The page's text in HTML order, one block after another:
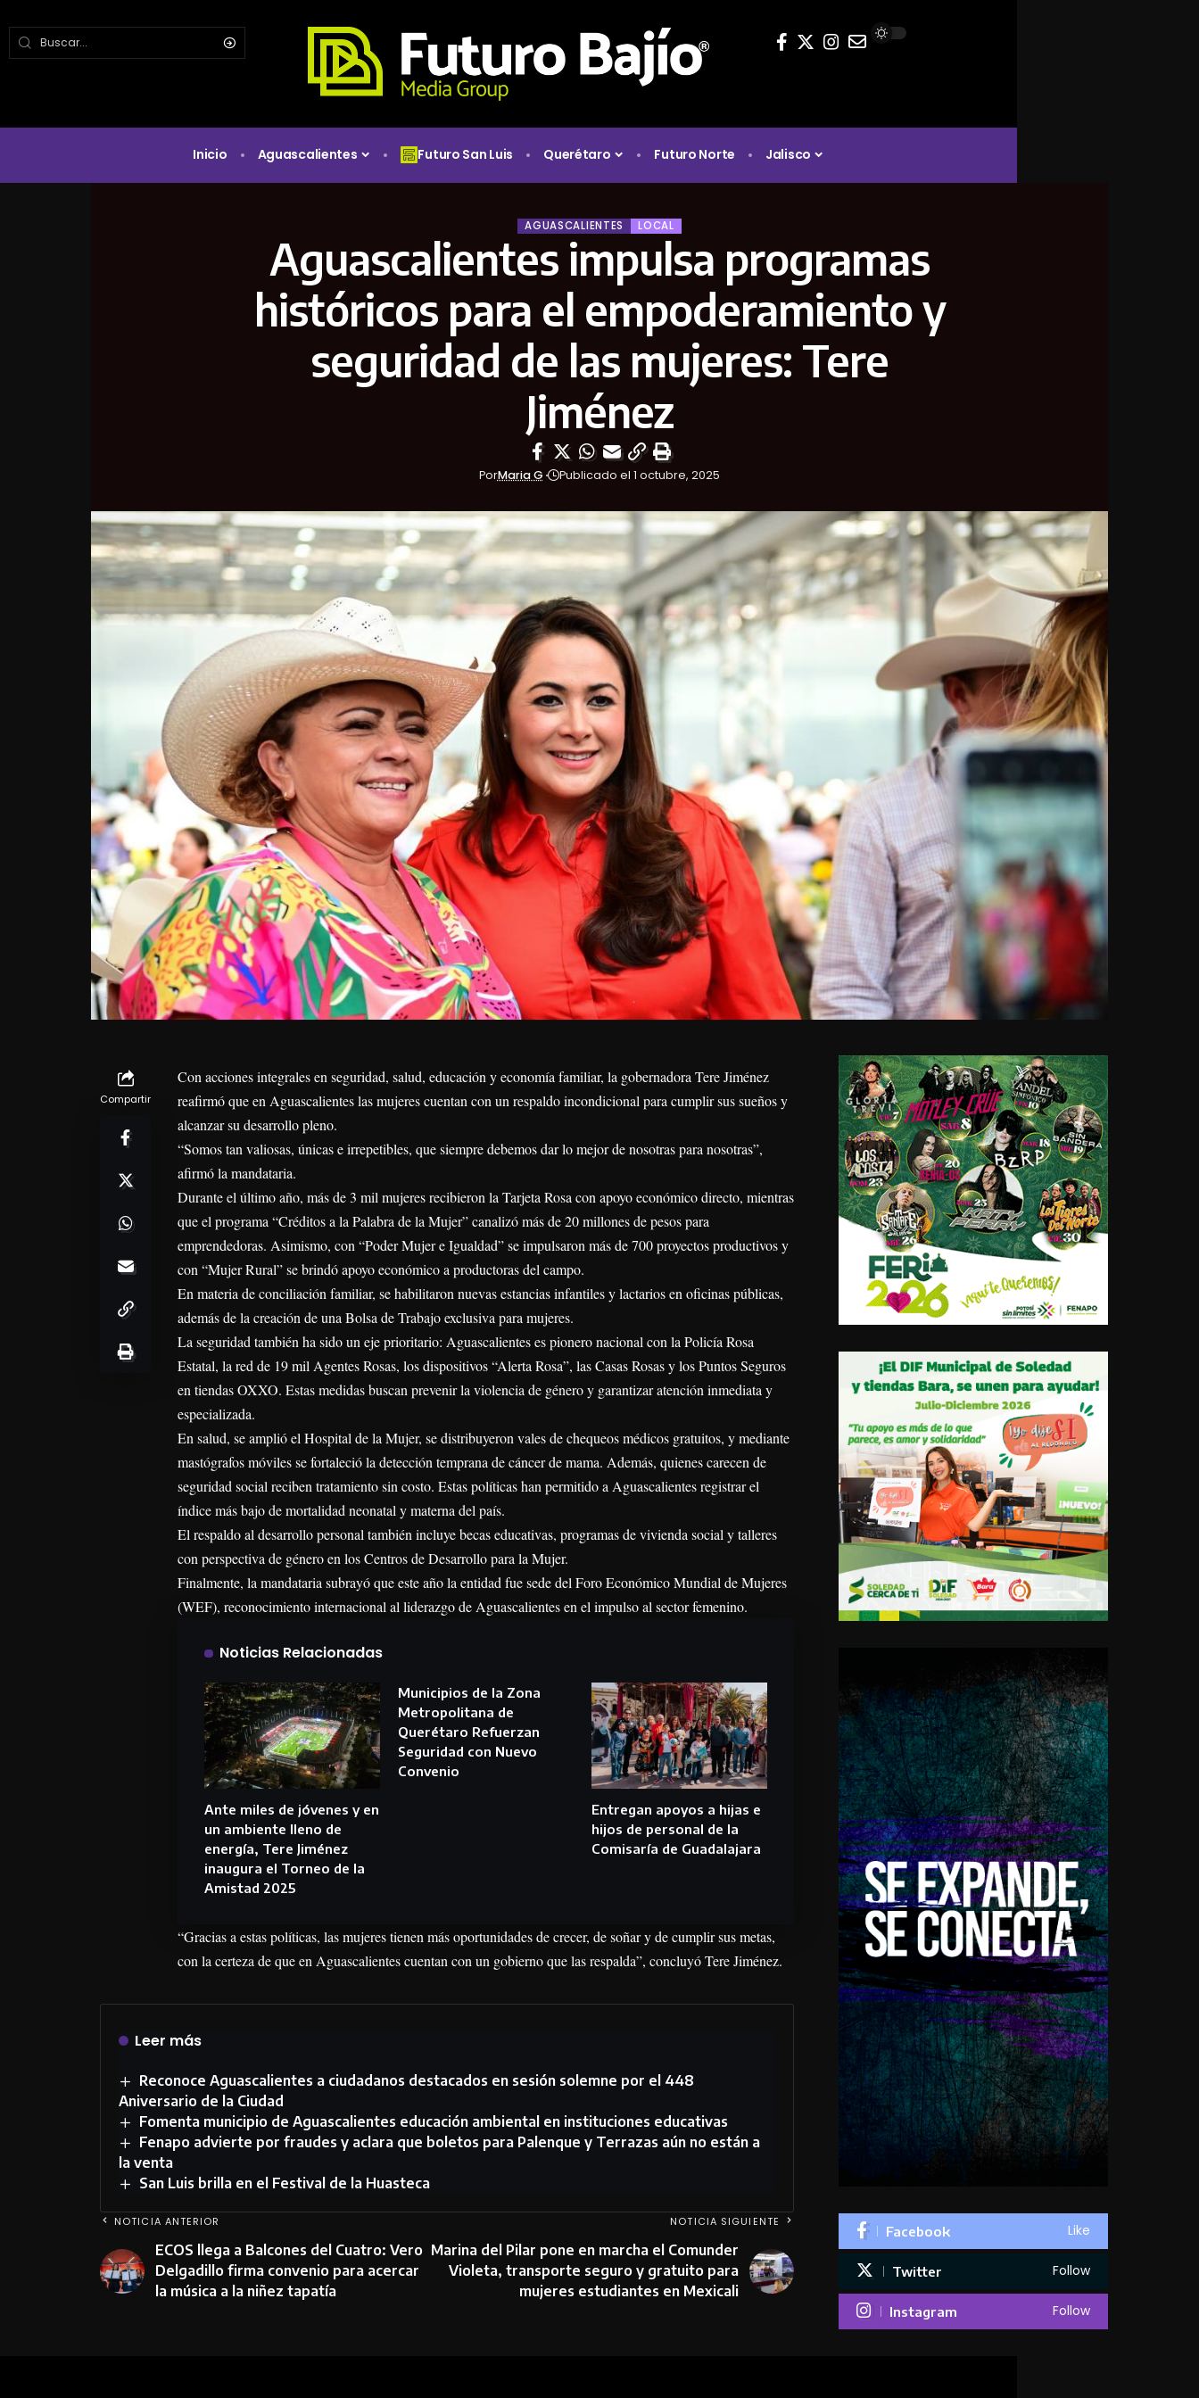
Inicio Aguascalientes Futuro San Luis Querétaro Futuro Norte Jalisco
AGUASCALIENTES LOCAL
Aguascalientes impulsa programas
históricos para el empoderamiento y
seguridad de las mujeres: Tere
Jiménez
PorMaria G Publicado el 1 octubre, 2025
Compartir
Con acciones integrales en seguridad, salud, educación y economía familiar, la gobernadora Tere Jiménez
reafirmó que en Aguascalientes las mujeres cuentan con un respaldo incondicional para cumplir sus sueños y
alcanzar su desarrollo pleno.
“Somos tan valiosas, únicas e irrepetibles, que siempre debemos dar lo mejor de nosotras para nosotras”,
afirmó la mandataria.
Durante el último año, más de 3 mil mujeres recibieron la Tarjeta Rosa con apoyo económico directo, mientras
que el programa “Créditos a la Palabra de la Mujer” canalizó más de 20 millones de pesos para
emprendedoras. Asimismo, con “Poder Mujer e Igualdad” se impulsaron más de 700 proyectos productivos y
con “Mujer Rural” se brindó apoyo económico a productoras del campo.
En materia de conciliación familiar, se habilitaron nuevas estancias infantiles y lactarios en oficinas públicas,
además de la creación de una Bolsa de Trabajo exclusiva para mujeres.
La seguridad también ha sido un eje prioritario: Aguascalientes es pionero nacional con la Policía Rosa
Estatal, la red de 19 mil Agentes Rosas, los dispositivos “Alerta Rosa”, las Casas Rosas y los Puntos Seguros
en tiendas OXXO. Estas medidas buscan prevenir la violencia de género y garantizar atención inmediata y
especializada.
En salud, se amplió el Hospital de la Mujer, se distribuyeron vales de chequeos médicos gratuitos, y mediante
mastógrafos móviles se fortaleció la detección temprana de cáncer de mama. Además, quienes carecen de
seguridad social reciben tratamiento sin costo. Estas políticas han permitido a Aguascalientes registrar el
índice más bajo de mortalidad neonatal y materna del país.
El respaldo al desarrollo personal también incluye becas educativas, programas de vivienda social y talleres
con perspectiva de género en los Centros de Desarrollo para la Mujer.
Finalmente, la mandataria subrayó que este año la entidad fue sede del Foro Económico Mundial de Mujeres
(WEF), reconocimiento internacional al liderazgo de Aguascalientes en el impulso al sector femenino.
Noticias Relacionadas
Ante miles de jóvenes y en
un ambiente lleno de
energía, Tere Jiménez
inaugura el Torneo de la
Amistad 2025
Municipios de la Zona
Metropolitana de
Querétaro Refuerzan
Seguridad con Nuevo
Convenio
Entregan apoyos a hijas e
hijos de personal de la
Comisaría de Guadalajara
“Gracias a estas políticas, las mujeres tienen más oportunidades de crecer, de soñar y de cumplir sus metas,
con la certeza de que en Aguascalientes cuentan con un gobierno que las respalda”, concluyó Tere Jiménez.
Leer más
Reconoce Aguascalientes a ciudadanos destacados en sesión solemne por el 448
Aniversario de la Ciudad
Fomenta municipio de Aguascalientes educación ambiental en instituciones educativas
Fenapo advierte por fraudes y aclara que boletos para Palenque y Terrazas aún no están a
la venta
San Luis brilla en el Festival de la Huasteca
NOTICIA ANTERIOR
ECOS llega a Balcones del Cuatro: Vero
Delgadillo firma convenio para acercar
la música a la niñez tapatía
NOTICIA SIGUIENTE
Marina del Pilar pone en marcha el Comunder
Violeta, transporte seguro y gratuito para
mujeres estudiantes en Mexicali
Facebook Like
Twitter Follow
Instagram Follow